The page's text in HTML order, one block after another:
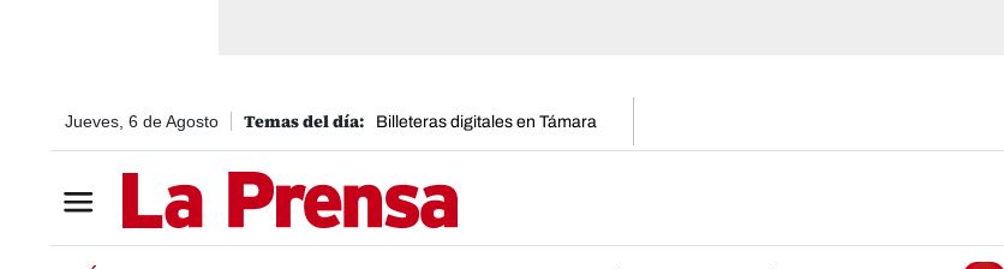
Jueves, 6 de Agosto Billeteras digitales en Támara